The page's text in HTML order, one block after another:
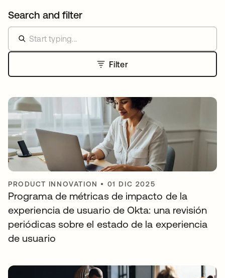
Search and filter
Filter
PRODUCT INNOVATION • 01 DIC 2025
Programa de métricas de impacto de la
experiencia de usuario de Okta: una revisión
periódicas sobre el estado de la experiencia
de usuario